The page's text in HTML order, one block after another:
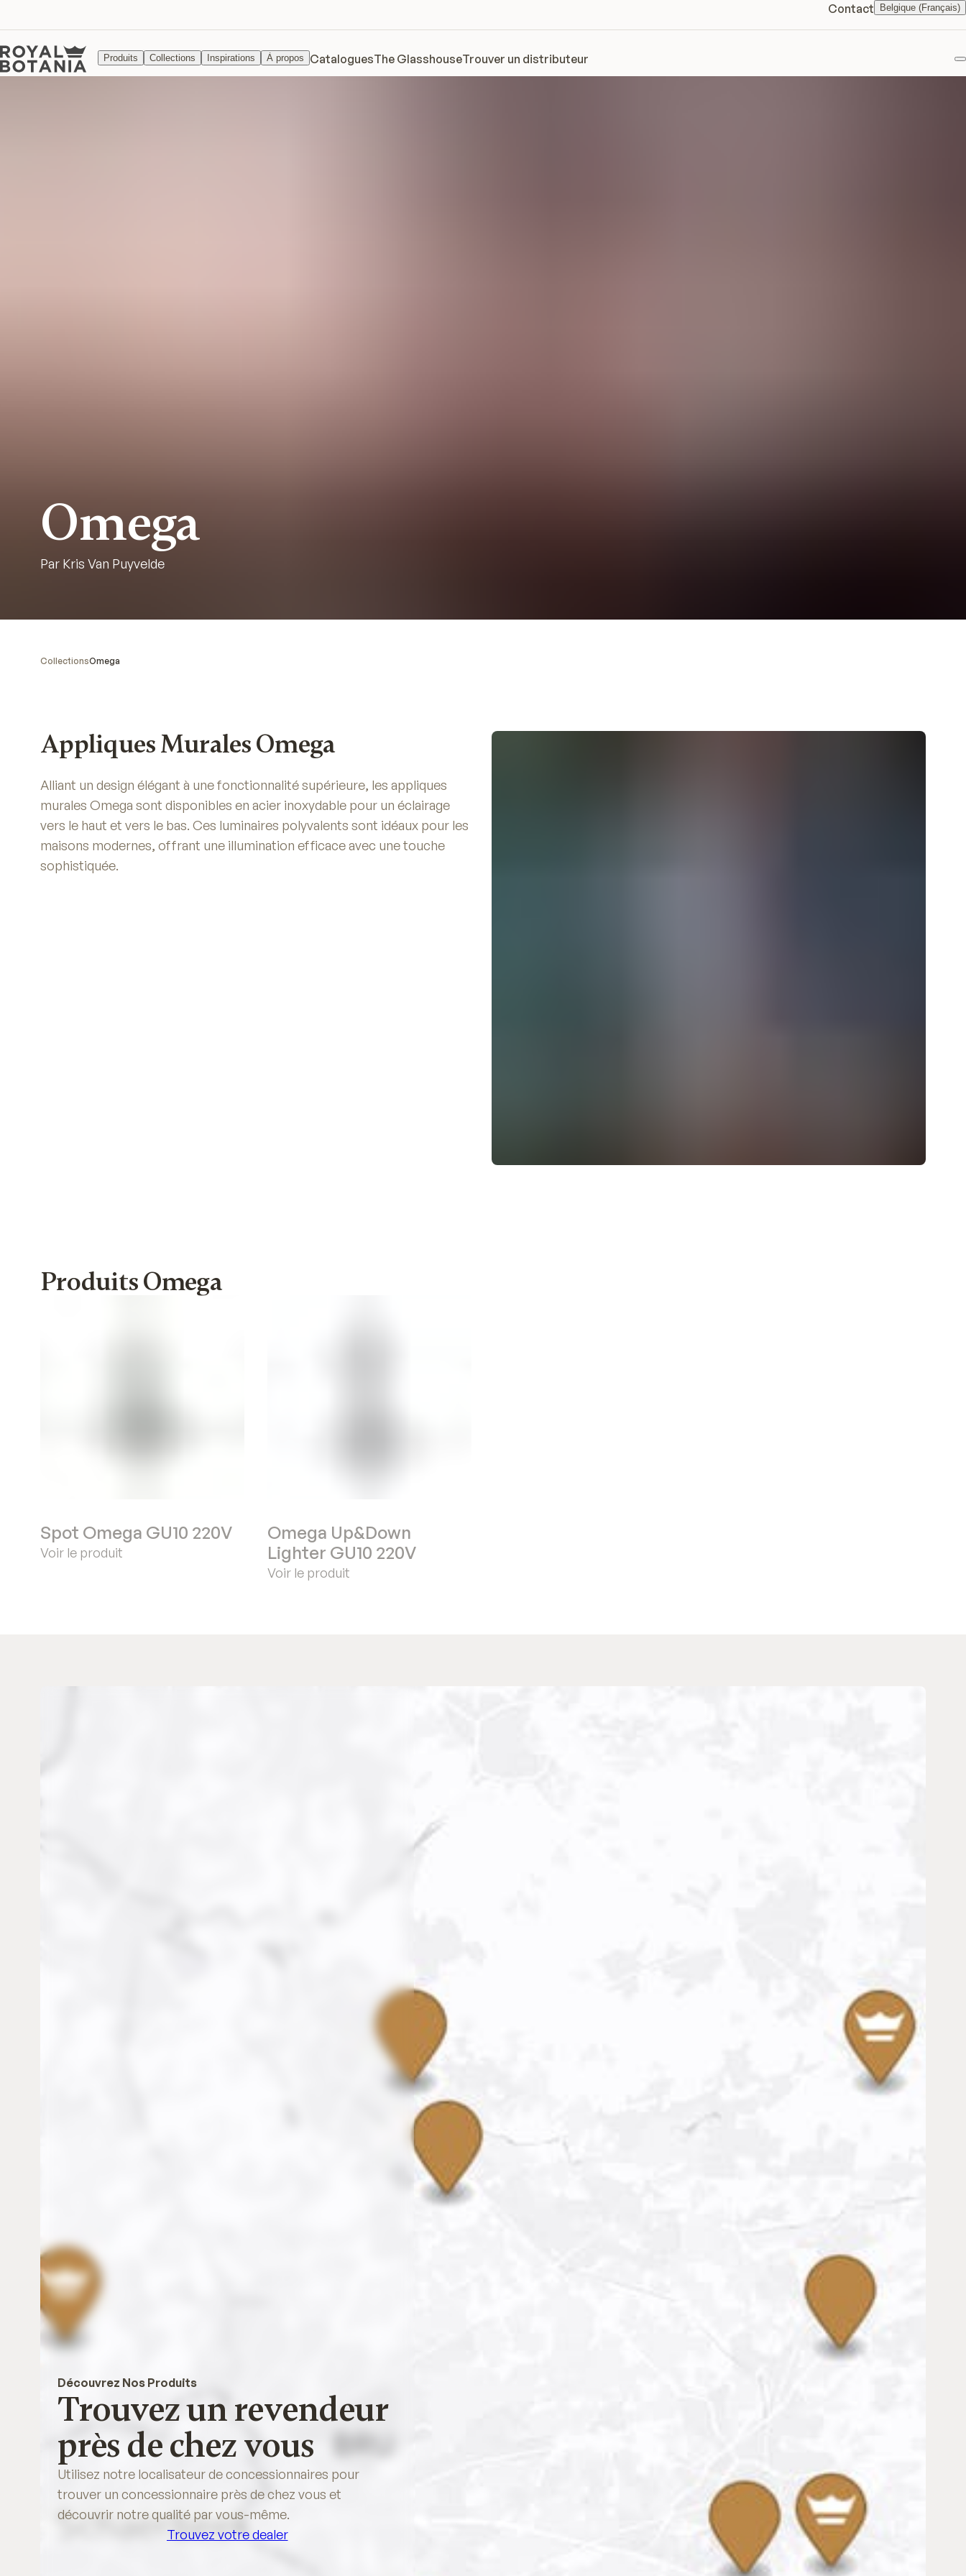
Contact Belgique (Français)
Produits Collections Inspirations À propos CataloguesThe GlasshouseTrouver un distributeur
Omega
Par Kris Van Puyvelde
CollectionsOmega
Appliques Murales Omega
Alliant un design élégant à une fonctionnalité supérieure, les appliques
murales Omega sont disponibles en acier inoxydable pour un éclairage
vers le haut et vers le bas. Ces luminaires polyvalents sont idéaux pour les
maisons modernes, offrant une illumination efficace avec une touche
sophistiquée.
Produits Omega
Spot Omega GU10 220V
Voir le produit
Omega Up&Down
Lighter GU10 220V
Voir le produit
Découvrez Nos Produits
Trouvez un revendeur
près de chez vous
Utilisez notre localisateur de concessionnaires pour
trouver un concessionnaire près de chez vous et
découvrir notre qualité par vous-même.
Trouvez votre dealer